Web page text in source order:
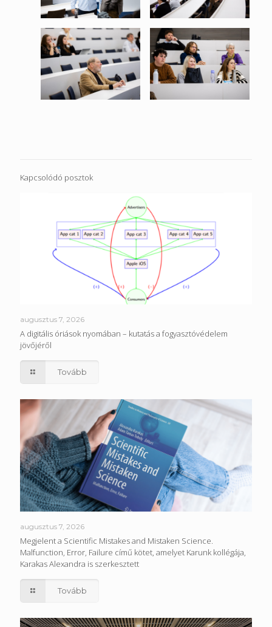
Kapcsolódó posztok
augusztus 7, 2026
A digitális óriások nyomában – kutatás a fogyasztóvédelem
jövőjéről
Tovább
augusztus 7, 2026
Megjelent a Scientific Mistakes and Mistaken Science.
Malfunction, Error, Failure című kötet, amelyet Karunk kollégája,
Karakas Alexandra is szerkesztett
Tovább